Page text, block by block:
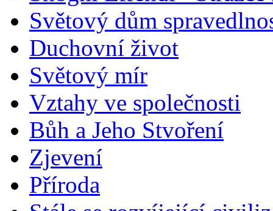
Světový dům
Duchovní život
Světový mír
Vztahy ve společnosti
Bůh a Jeho Stvoření
Zjevení
Příroda